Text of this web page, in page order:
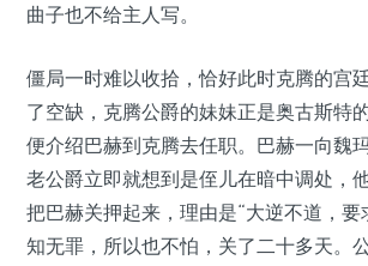
曲子也不给主人写。
僵局一时难以收拾，恰好此时克腾的宫
了空缺，克腾公爵的妹妹正是奥古斯特
便介绍巴赫到克腾去任职。巴赫一向魏
老公爵立即就想到是侄儿在暗中调处，
把巴赫关押起来，理由是“大逆不道，要
知无罪，所以也不怕，关了二十多天。